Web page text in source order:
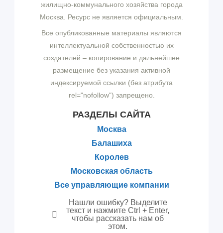
жилищно-коммунального хозяйства города
Москва. Ресурс не является официальным.
Все опубликованные материалы являются
интеллектуальной собственностью их
создателей – копирование и дальнейшее
размещение без указания активной
индексируемой ссылки (без атрибута
rel="nofollow") запрещено.
РАЗДЕЛЫ САЙТА
Москва
Балашиха
Королев
Московская область
Все управляющие компании
Нашли ошибку? Выделите
текст и нажмите Ctrl + Enter,
чтобы рассказать нам об
этом.